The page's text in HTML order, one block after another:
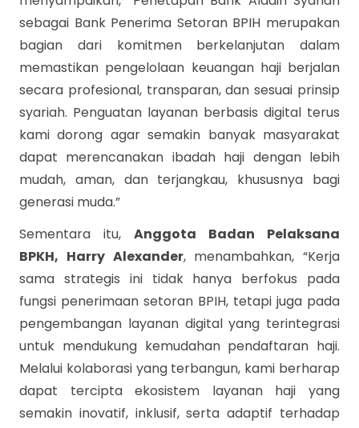
sebagai Bank Penerima Setoran BPIH merupakan
bagian dari komitmen berkelanjutan dalam
memastikan pengelolaan keuangan haji berjalan
secara profesional, transparan, dan sesuai prinsip
syariah. Penguatan layanan berbasis digital terus
kami dorong agar semakin banyak masyarakat
dapat merencanakan ibadah haji dengan lebih
mudah, aman, dan terjangkau, khususnya bagi
generasi muda.”
Sementara itu, Anggota Badan Pelaksana
BPKH, Harry Alexander, menambahkan, “Kerja
sama strategis ini tidak hanya berfokus pada
fungsi penerimaan setoran BPIH, tetapi juga pada
pengembangan layanan digital yang terintegrasi
untuk mendukung kemudahan pendaftaran haji.
Melalui kolaborasi yang terbangun, kami berharap
dapat tercipta ekosistem layanan haji yang
semakin inovatif, inklusif, serta adaptif terhadap